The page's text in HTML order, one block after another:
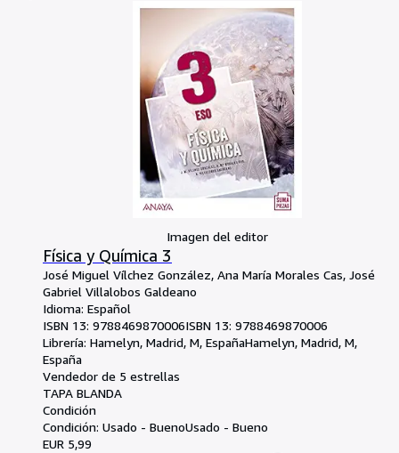
Imagen del editor
Física y Química 3
José Miguel Vílchez González, Ana María Morales Cas, José
Gabriel Villalobos Galdeano
Idioma: Español
ISBN 13: 9788469870006ISBN 13: 9788469870006
Librería: Hamelyn, Madrid, M, EspañaHamelyn, Madrid, M,
España
Vendedor de 5 estrellas
TAPA BLANDA
Condición
Condición: Usado - BuenoUsado - Bueno
EUR 5,99